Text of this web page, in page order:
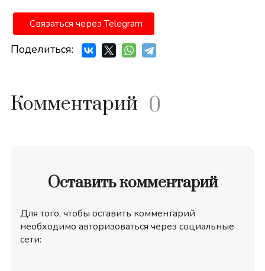
Связаться через Telegram
Поделиться:
Комментарий 0
Оставить комментарий
Для того, чтобы оставить комментарий
необходимо авторизоваться через социальные
сети: